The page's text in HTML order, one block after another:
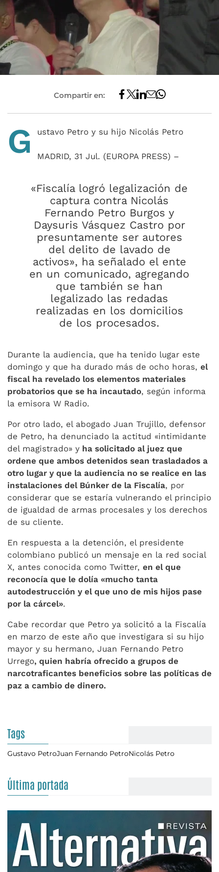
Compartir en:
G ustavo Petro y su hijo Nicolás Petro
MADRID, 31 Jul. (EUROPA PRESS) –
«Fiscalía logró legalización de
captura contra Nicolás
Fernando Petro Burgos y
Daysuris Vásquez Castro por
presuntamente ser autores
del delito de lavado de
activos», ha señalado el ente
en un comunicado, agregando
que también se han
legalizado las redadas
realizadas en los domicilios
de los procesados.
Durante la audiencia, que ha tenido lugar este
domingo y que ha durado más de ocho horas, el
fiscal ha revelado los elementos materiales
probatorios que se ha incautado, según informa
la emisora W Radio.
Por otro lado, el abogado Juan Trujillo, defensor
de Petro, ha denunciado la actitud «intimidante
del magistrado» y ha solicitado al juez que
ordene que ambos detenidos sean trasladados a
otro lugar y que la audiencia no se realice en las
instalaciones del Búnker de la Fiscalía, por
considerar que se estaría vulnerando el principio
de igualdad de armas procesales y los derechos
de su cliente.
En respuesta a la detención, el presidente
colombiano publicó un mensaje en la red social
X, antes conocida como Twitter, en el que
reconocía que le dolía «mucho tanta
autodestrucción y el que uno de mis hijos pase
por la cárcel».
Cabe recordar que Petro ya solicitó a la Fiscalía
en marzo de este año que investigara si su hijo
mayor y su hermano, Juan Fernando Petro
Urrego, quien habría ofrecido a grupos de
narcotraficantes beneficios sobre las políticas de
paz a cambio de dinero.
Tags
Gustavo PetroJuan Fernando PetroNicolás Petro
Última portada